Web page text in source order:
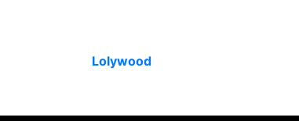
Lolywood